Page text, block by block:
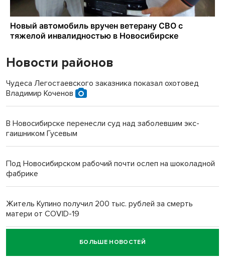
Новости районов
Чудеса Легостаевского заказника показал охотовед
Владимир Коченов
В Новосибирске перенесли суд над заболевшим экс-
гаишником Гусевым
Под Новосибирском рабочий почти ослеп на шоколадной
фабрике
Житель Купино получил 200 тыс. рублей за смерть
матери от COVID-19
Новосибирский суд наказал водителя за смерть
пенсионерки на вокзале
БОЛЬШЕ НОВОСТЕЙ